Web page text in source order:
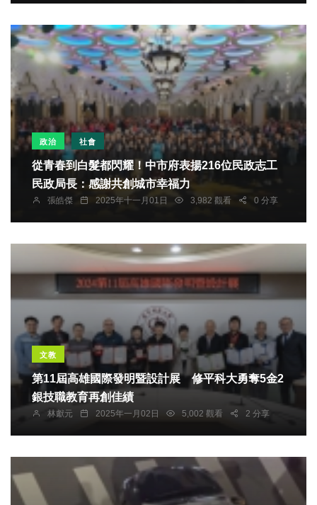
政治 社會
從青春到白髮都閃耀！中市府表揚216位民政志工
民政局長：感謝共創城市幸福力
張皓傑 2025年十一月01日 3,982 觀看 0 分享
文教
第11屆高雄國際發明暨設計展 修平科大勇奪5金2
銀技職教育再創佳績
林獻元 2025年一月02日 5,002 觀看 2 分享